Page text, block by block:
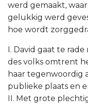
werd gemaakt,
gelukkig werd
hoe wordt
I. David gaat te
des volks omtrent
haar tegenwoordig
publieke plaats en
II. Met grote